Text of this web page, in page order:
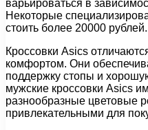
варьироваться в
Некоторые
стоить более 20000 рублей.
Кроссовки Asics
комфортом. Они
поддержку стопы и
мужские кроссовки Asics
разнообразные цветовые
привлекательными для